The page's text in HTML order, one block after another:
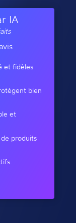
IA
et fidèles
bien
et
produits